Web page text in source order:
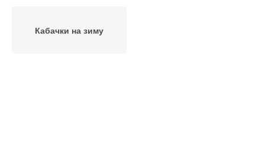
Кабачки на зиму